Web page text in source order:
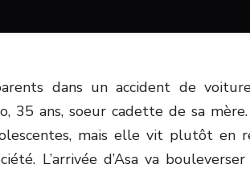
dans un accident de
35 ans, soeur cadette de sa
mais elle vit plutôt en
L’arrivée d’Asa va